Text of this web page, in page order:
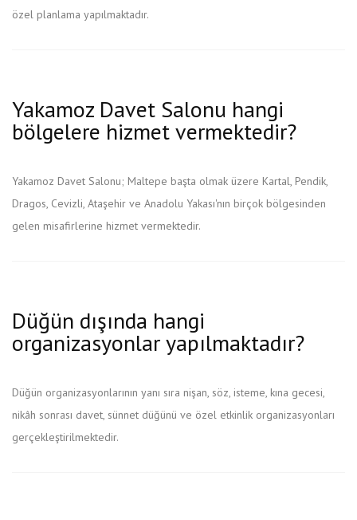
özel planlama yapılmaktadır.
Yakamoz Davet Salonu hangi
bölgelere hizmet vermektedir?
Yakamoz Davet Salonu; Maltepe başta olmak üzere Kartal, Pendik,
Dragos, Cevizli, Ataşehir ve Anadolu Yakası'nın birçok bölgesinden
gelen misafirlerine hizmet vermektedir.
Düğün dışında hangi
organizasyonlar yapılmaktadır?
Düğün organizasyonlarının yanı sıra nişan, söz, isteme, kına gecesi,
nikâh sonrası davet, sünnet düğünü ve özel etkinlik organizasyonları
gerçekleştirilmektedir.